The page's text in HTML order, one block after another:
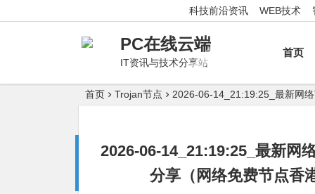
科技前沿资讯 WEB技术
PC在线云端
IT资讯与技术分享站
首页
首页 Trojan节点 2026-06-14_21:19:25_最新网
2026-06-14_21:19:25_最新
分享（网络免费节点香